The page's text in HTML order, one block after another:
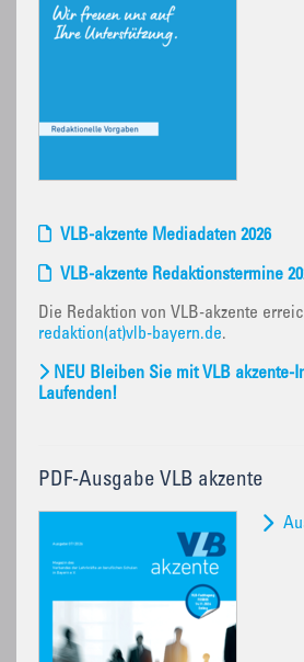
VLB-akzente Mediadaten 2026
VLB-akzente Redaktionstermine
Die Redaktion von VLB-akzente
redaktion(at)vlb-bayern.de.
NEU Bleiben Sie mit VLB akzente-
Laufenden!
PDF-Ausgabe VLB akzente